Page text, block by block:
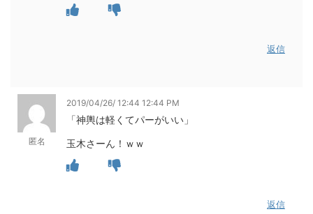
返信
匿名
2019/04/26/ 12:44 12:44 PM
「神輿は軽くてパーがいい」
玉木さーん！ｗｗ
返信